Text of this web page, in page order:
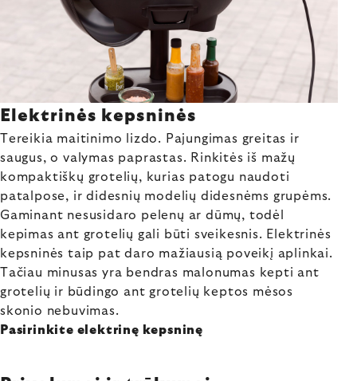
Elektrinės kepsninės
Tereikia maitinimo lizdo. Pajungimas greitas ir
saugus, o valymas paprastas. Rinkitės iš mažų
kompaktiškų grotelių, kurias patogu naudoti
patalpose, ir didesnių modelių didesnėms grupėms.
Gaminant nesusidaro pelenų ar dūmų, todėl
kepimas ant grotelių gali būti sveikesnis. Elektrinės
kepsninės taip pat daro mažiausią poveikį aplinkai.
Tačiau minusas yra bendras malonumas kepti ant
grotelių ir būdingo ant grotelių keptos mėsos
skonio nebuvimas.
Pasirinkite elektrinę kepsninę